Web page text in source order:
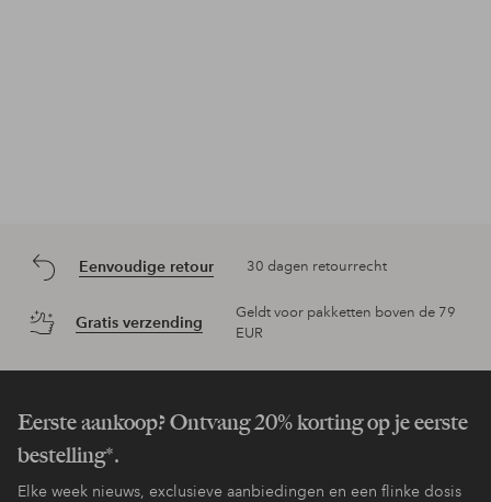
Eenvoudige retour 30 dagen retourrecht
Gratis verzending
Geldt voor pakketten boven de 79
EUR
Eerste aankoop? Ontvang 20% korting op je eerste
bestelling*.
Elke week nieuws, exclusieve aanbiedingen en een flinke dosis